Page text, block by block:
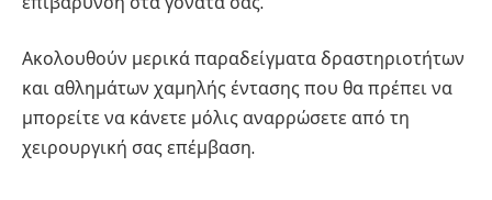
Ακολουθούν μερικά παραδείγματα δραστηριοτήτων
και αθλημάτων χαμηλής έντασης που θα πρέπει να
μπορείτε να κάνετε μόλις αναρρώσετε από τη
χειρουργική σας επέμβαση.